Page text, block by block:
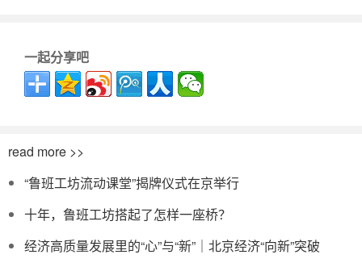
一起分享吧
read more >>
“鲁班工坊流动课堂”揭牌仪式在京举行
十年，鲁班工坊搭起了怎样一座桥？
经济高质量发展里的“心”与“新”｜北京经济“向新”突破